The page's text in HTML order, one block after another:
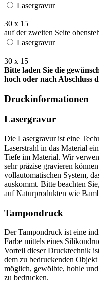
Lasergravur
30 x 15
auf der zweiten Seite
Lasergravur
30 x 15
Bitte laden Sie die
hoch oder nach Abschluss
Druckinformationen
Lasergravur
Die Lasergravur ist eine
Laserstrahl in das Material
Tiefe im Material. Wir
sehr präzise gravieren
vollautomatischen System,
auskommt. Bitte beachten
auf Naturprodukten wie
Tampondruck
Der Tampondruck ist eine
Farbe mittels eines
Vorteil dieser Drucktechnik
dem zu bedruckenden Objekt
möglich, gewölbte, hohle
zu bedrucken.